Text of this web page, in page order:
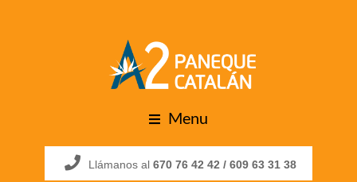
Menu
Llámanos al 670 76 42 42 / 609 63 31 38